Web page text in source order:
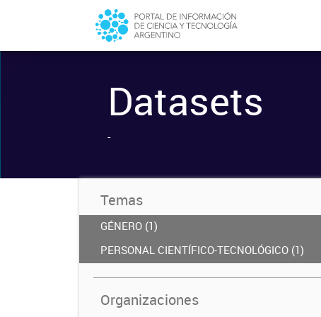
Datasets
-
Temas
GÉNERO (1)
PERSONAL CIENTÍFICO-TECNOLÓGICO (1)
Organizaciones